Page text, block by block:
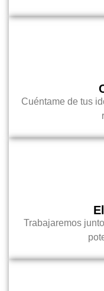
Cuéntame de tus
Trabajaremos